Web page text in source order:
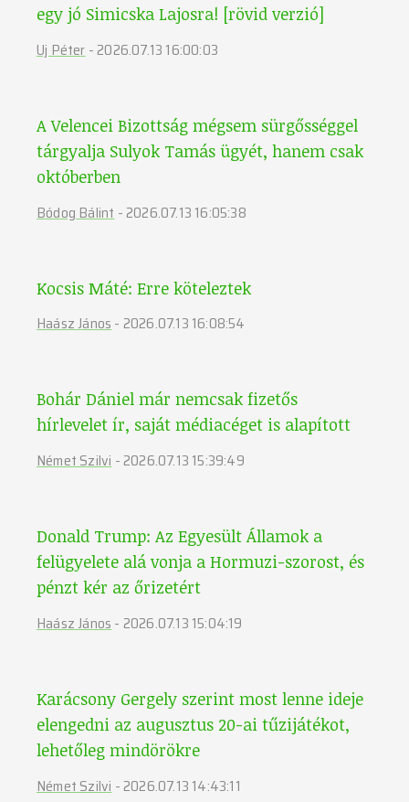
egy jó Simicska Lajosra! [rövid verzió]
Uj Péter - 2026.07.13 16:00:03
A Velencei Bizottság mégsem sürgősséggel
tárgyalja Sulyok Tamás ügyét, hanem csak
októberben
Bódog Bálint - 2026.07.13 16:05:38
Kocsis Máté: Erre köteleztek
Haász János- 2026.07.13 16:08:54
Bohár Dániel már nemcsak fizetős
hírlevelet ír, saját médiacéget is alapított
Német Szilvi- 2026.07.13 15:39:49
Donald Trump: Az Egyesült Államok a
felügyelete alá vonja a Hormuzi-szorost, és
pénzt kér az őrizetért
Haász János- 2026.07.13 15:04:19
Karácsony Gergely szerint most lenne ideje
elengedni az augusztus 20-ai tűzijátékot,
lehetőleg mindörökre
Német Szilvi - 2026.07.13 14:43:11